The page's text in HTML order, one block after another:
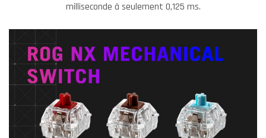
milliseconde à seulement 0,125 ms.